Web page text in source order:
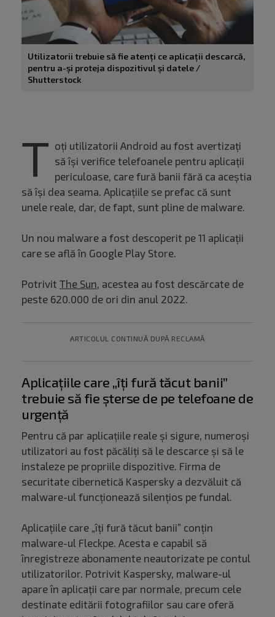
Utilizatorii trebuie să fie atenți ce aplicații descarcă,
pentru a-și proteja dispozitivul și datele /
Shutterstock
T oți utilizatorii Android au fost avertizați
să își verifice telefoanele pentru aplicații
periculoase, care fură banii fără ca aceștia
să își dea seama. Aplicațiile se prefac că sunt
unele reale, dar, de fapt, sunt pline de malware.
Un nou malware a fost descoperit pe 11 aplicații
care se află în Google Play Store.
Potrivit The Sun, acestea au fost descărcate de
peste 620.000 de ori din anul 2022.
ARTICOLUL CONTINUĂ DUPĂ RECLAMĂ
Aplicațiile care „îți fură tăcut banii”
trebuie să fie șterse de pe telefoane de
urgență
Pentru că par aplicațiile reale și sigure, numeroși
utilizatori au fost păcăliți să le descarce și să le
instaleze pe propriile dispozitive. Firma de
securitate cibernetică Kaspersky a dezvăluit că
malware-ul funcționează silențios pe fundal.
Aplicațiile care „îți fură tăcut banii” conțin
malware-ul Fleckpe. Acesta e capabil să
înregistreze abonamente neautorizate pe contul
utilizatorilor. Potrivit Kaspersky, malware-ul
apare în aplicații care par normale, precum cele
destinate editării fotografiilor sau care oferă